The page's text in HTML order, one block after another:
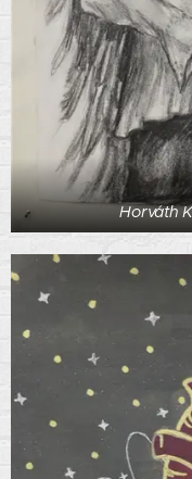
Horváth